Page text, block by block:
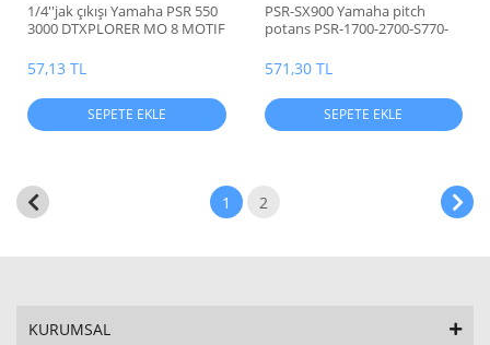
1/4''jak çıkışı Yamaha PSR 550
3000 DTXPLORER MO 8 MOTIF
57,13 TL
SEPETE EKLE
PSR-SX900 Yamaha pitch
potans PSR-1700-2700-S770-
571,30 TL
SEPETE EKLE
1 2
KURUMSAL